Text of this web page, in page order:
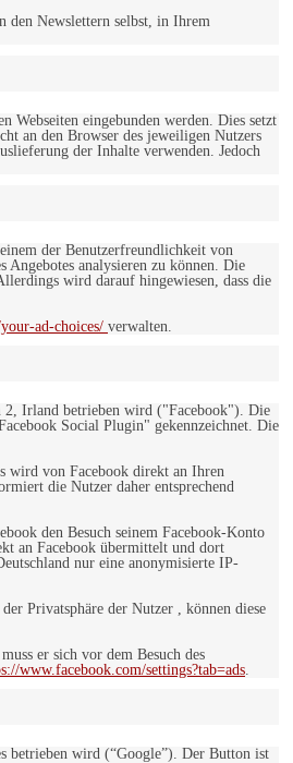
den Newslettern selbst, in Ihrem
Webseiten eingebunden werden. Dies setzt
an den Browser des jeweiligen Nutzers
der Inhalte verwenden. Jedoch
der Benutzerfreundlichkeit von
Angebotes analysieren zu können. Die
wird darauf hingewiesen, dass die
ad-choices/ verwalten.
2, Irland betrieben wird ("Facebook"). Die
Social Plugin" gekennzeichnet. Die
wird von Facebook direkt an Ihren
die Nutzer daher entsprechend
den Besuch seinem Facebook-Konto
an Facebook übermittelt und dort
nur eine anonymisierte IP-
Privatsphäre der Nutzer , können diese
er sich vor dem Besuch des
www.facebook.com/settings?tab=ads.
betrieben wird (“Google”). Der Button ist